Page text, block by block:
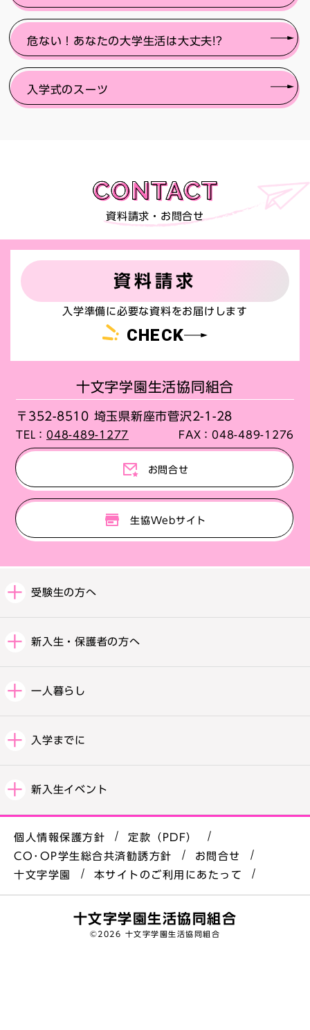
危ない！あなたの大学生活は大丈夫!?
入学式のスーツ
資料請求・お問合せ
資料請求
入学準備に必要な資料をお届けします
CHECK
十文字学園生活協同組合
〒352-8510 埼玉県新座市菅沢2-1-28
TEL： 048-489-1277 FAX： 048-489-1276
お問合せ
生協Webサイト
受験生の方へ
新入生・保護者の方へ
一人暮らし
入学までに
新入生イベント
十文字学園生活協同組合
©2026 十文字学園生活協同組合
個人情報保護方針
定款（PDF）
CO･OP学生総合共済勧誘方針
お問合せ
十文字学園
本サイトのご利用にあたって